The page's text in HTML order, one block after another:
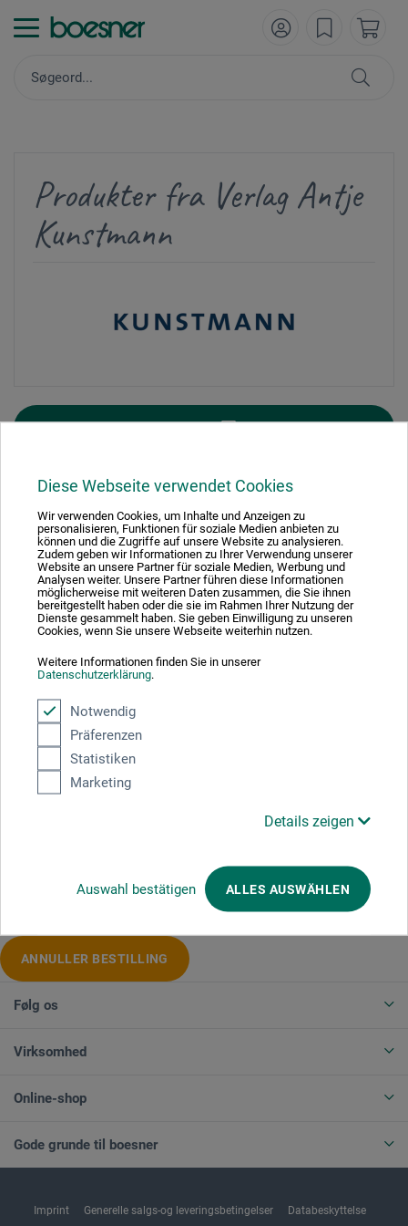
Diese Webseite verwendet Cookies
Wir verwenden Cookies, um Inhalte und Anzeigen zu
personalisieren, Funktionen für soziale Medien anbieten zu
können und die Zugriffe auf unsere Website zu analysieren.
Zudem geben wir Informationen zu Ihrer Verwendung unserer
Website an unsere Partner für soziale Medien, Werbung und
Analysen weiter. Unsere Partner führen diese Informationen
möglicherweise mit weiteren Daten zusammen, die Sie ihnen
bereitgestellt haben oder die sie im Rahmen Ihrer Nutzung der
Dienste gesammelt haben. Sie geben Einwilligung zu unseren
Cookies, wenn Sie unsere Webseite weiterhin nutzen.
Weitere Informationen finden Sie in unserer
Datenschutzerklärung.
Notwendig
Präferenzen
Statistiken
Marketing
Details zeigen
Auswahl bestätigen ALLES AUSWÄHLEN
Produkter fra Verlag Antje
Kunstmann
1
Betalingsmetoder
Produktkategorier
ANNULLER BESTILLING
Følg os
Virksomhed
Online-shop
Gode grunde til boesner
Imprint Generelle salgs-og leveringsbetingelser Databeskyttelse